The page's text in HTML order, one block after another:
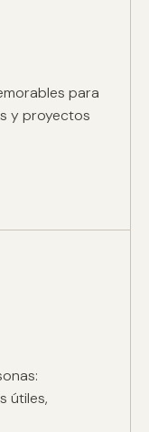
para
y proyectos
útiles,